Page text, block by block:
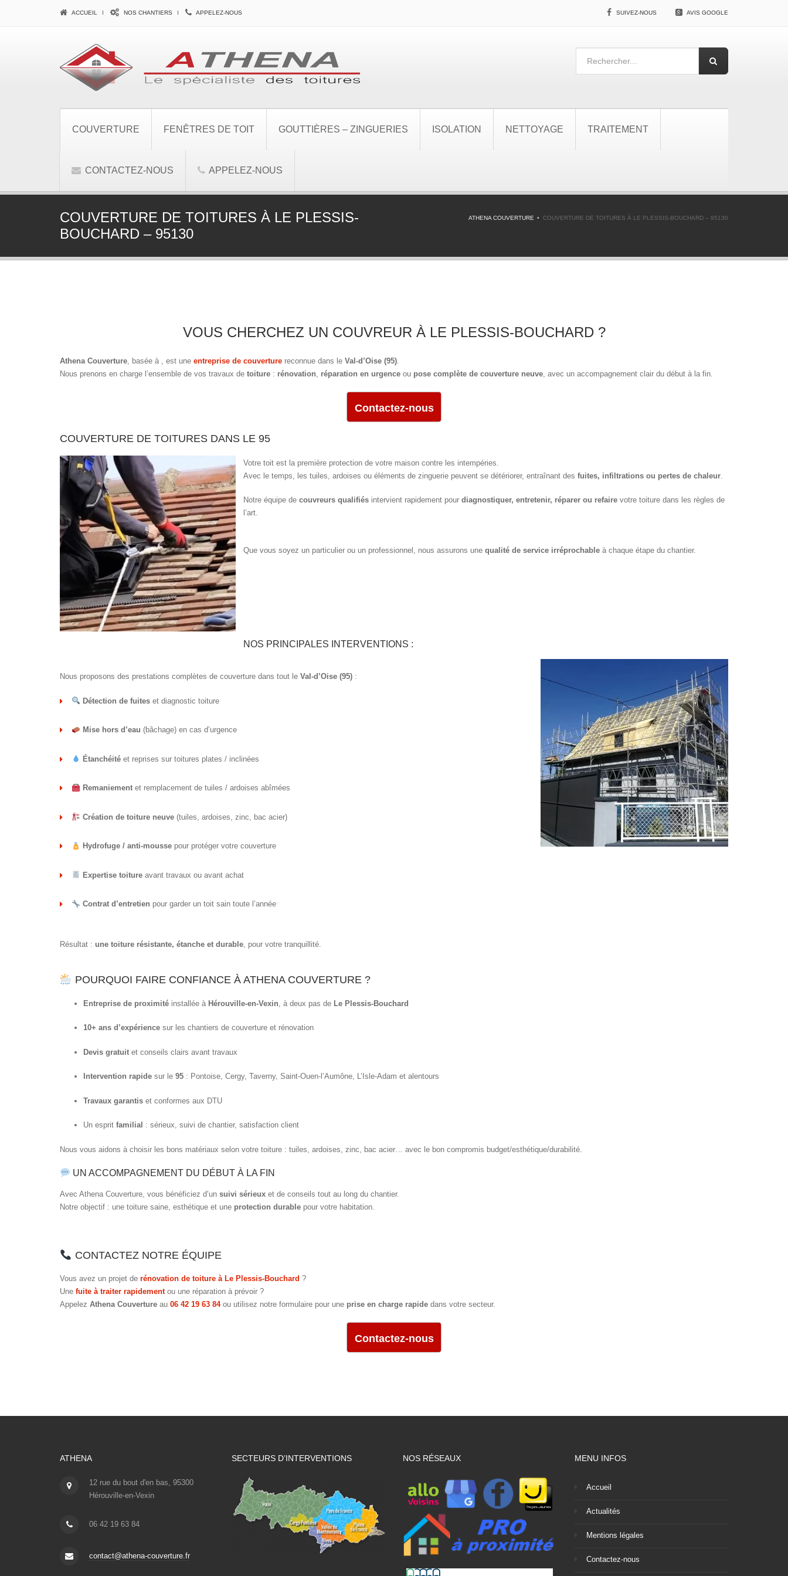
ACCUEIL NOS CHANTIERS APPELEZ-NOUS SUIVEZ-NOUS AVIS GOOGLE
COUVERTURE FENÊTRES DE TOIT GOUTTIÈRES – ZINGUERIES ISOLATION NETTOYAGE TRAITEMENT
CONTACTEZ-NOUS APPELEZ-NOUS
COUVERTURE DE TOITURES À LE PLESSIS-
BOUCHARD – 95130
ATHENA COUVERTURE COUVERTURE DE TOITURES À LE PLESSIS-BOUCHARD – 95130
VOUS CHERCHEZ UN COUVREUR À LE PLESSIS-BOUCHARD ?
Athena Couverture, basée à , est une entreprise de couverture reconnue dans le Val-d’Oise (95).
Nous prenons en charge l’ensemble de vos travaux de toiture : rénovation, réparation en urgence ou pose complète de couverture neuve, avec un accompagnement clair du début à la fin.
Contactez-nous
COUVERTURE DE TOITURES DANS LE 95
Votre toit est la première protection de votre maison contre les intempéries.
Avec le temps, les tuiles, ardoises ou éléments de zinguerie peuvent se détériorer, entraînant des fuites, infiltrations ou pertes de chaleur
Notre équipe de couvreurs qualifiés intervient rapidement pour diagnostiquer, entretenir, réparer ou refaire votre toiture dans les règles de
l’art.
Que vous soyez un particulier ou un professionnel, nous assurons une qualité de service irréprochable à chaque étape du chantier.
NOS PRINCIPALES INTERVENTIONS :
Nous proposons des prestations complètes de couverture dans tout le Val-d’Oise (95) :
Détection de fuiteset diagnostic toiture
Mise hors d’eau (bâchage) en cas d’urgence
Étanchéitéet reprises sur toitures plates / inclinées
Remaniementet remplacement de tuiles / ardoises abîmées
Création de toiture neuve(tuiles, ardoises, zinc, bac acier)
Hydrofuge / anti-moussepour protéger votre couverture
Expertise toitureavant travaux ou avant achat
Contrat d’entretien pour garder un toit sain toute l’année
Résultat : une toiture résistante, étanche et durable, pour votre tranquillité.
POURQUOI FAIRE CONFIANCE À ATHENA COUVERTURE ?
Entreprise de proximité installée à Hérouville-en-Vexin , à deux pas de Le Plessis-Bouchard
10+ ans d’expérience sur les chantiers de couverture et rénovation
Devis gratuit et conseils clairs avant travaux
Intervention rapide sur le 95 : Pontoise, Cergy, Taverny, Saint-Ouen-l’Aumône, L’Isle-Adam et alentours
Travaux garantis et conformes aux DTU
Un esprit familial : sérieux, suivi de chantier, satisfaction client
Nous vous aidons à choisir les bons matériaux selon votre toiture : tuiles, ardoises, zinc, bac acier… avec le bon compromis budget/esthétique/durabilité.
UN ACCOMPAGNEMENT DU DÉBUT À LA FIN
Avec Athena Couverture, vous bénéficiez d’un suivi sérieux et de conseils tout au long du chantier.
Notre objectif : une toiture saine, esthétique et une protection durable pour votre habitation.
CONTACTEZ NOTRE ÉQUIPE
Vous avez un projet de rénovation de toiture à Le Plessis-Bouchard ?
Une fuite à traiter rapidementou une réparation à prévoir ?
Appelez Athena Couverture au 06 42 19 63 84ou utilisez notre formulaire pour une prise en charge rapide dans votre secteur.
Contactez-nous
ATHENA
12 rue du bout d'en bas, 95300
Hérouville-en-Vexin
06 42 19 63 84
contact@athena-couverture.fr
SECTEURS D’INTERVENTIONS NOS RÉSEAUX MENU INFOS
Accueil
Actualités
Mentions légales
Contactez-nous